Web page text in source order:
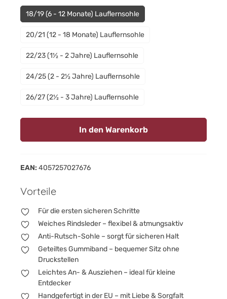
18/19 (6 - 12 Monate) Lauflernsohle
20/21 (12 - 18 Monate) Lauflernsohle
22/23 (1½ - 2 Jahre) Lauflernsohle
24/25 (2 - 2½ Jahre) Lauflernsohle
26/27 (2½ - 3 Jahre) Lauflernsohle
In den Warenkorb
EAN: 4057257027676
Vorteile
Für die ersten sicheren Schritte
Weiches Rindsleder – flexibel & atmungsaktiv
Anti-Rutsch-Sohle – sorgt für sicheren Halt
Geteiltes Gummiband – bequemer Sitz ohne
Druckstellen
Leichtes An- & Ausziehen – ideal für kleine
Entdecker
Handgefertigt in der EU – mit Liebe & Sorgfalt